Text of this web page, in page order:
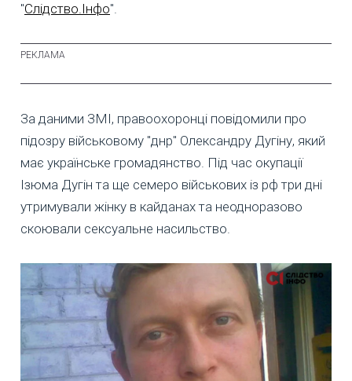
"Слідство.Інфо".
За даними ЗМІ, правоохоронці повідомили про
підозру військовому "днр" Олександру Дугіну, який
має українське громадянство. Під час окупації
Ізюма Дугін та ще семеро військових із рф три дні
утримували жінку в кайданах та неодноразово
скоювали сексуальне насильство.